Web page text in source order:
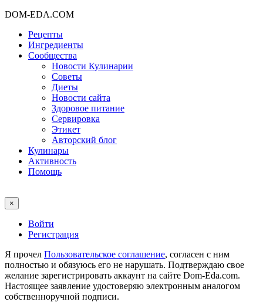
DOM-EDA.COM
Рецепты
Ингредиенты
Сообщества
Новости Кулинарии
Советы
Диеты
Новости сайта
Здоровое питание
Сервировка
Этикет
Авторский блог
Кулинары
Активность
Помощь
×
Войти
Регистрация
Я прочел Пользовательское соглашение, согласен с ним
полностью и обязуюсь его не нарушать. Подтверждаю свое
желание зарегистрировать аккаунт на сайте Dom-Eda.com.
Настоящее заявление удостоверяю электронным аналогом
собственноручной подписи.